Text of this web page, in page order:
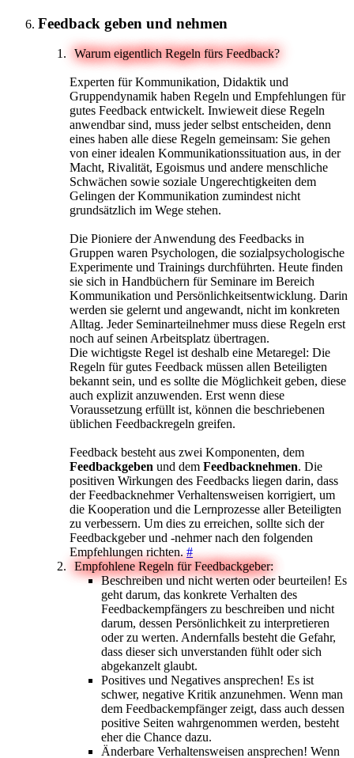
Feedback geben und nehmen
Warum eigentlich Regeln fürs Feedback?
Experten für Kommunikation, Didaktik und
Gruppendynamik haben Regeln und Empfehlungen für
gutes Feedback entwickelt. Inwieweit diese Regeln
anwendbar sind, muss jeder selbst entscheiden, denn
eines haben alle diese Regeln gemeinsam: Sie gehen
von einer idealen Kommunikationssituation aus, in der
Macht, Rivalität, Egoismus und andere menschliche
Schwächen sowie soziale Ungerechtigkeiten dem
Gelingen der Kommunikation zumindest nicht
grundsätzlich im Wege stehen.
Die Pioniere der Anwendung des Feedbacks in
Gruppen waren Psychologen, die sozialpsychologische
Experimente und Trainings durchführten. Heute finden
sie sich in Handbüchern für Seminare im Bereich
Kommunikation und Persönlichkeitsentwicklung. Darin
werden sie gelernt und angewandt, nicht im konkreten
Alltag. Jeder Seminarteilnehmer muss diese Regeln erst
noch auf seinen Arbeitsplatz übertragen.
Die wichtigste Regel ist deshalb eine Metaregel: Die
Regeln für gutes Feedback müssen allen Beteiligten
bekannt sein, und es sollte die Möglichkeit geben, diese
auch explizit anzuwenden. Erst wenn diese
Voraussetzung erfüllt ist, können die beschriebenen
üblichen Feedbackregeln greifen.
Feedback besteht aus zwei Komponenten, dem
Feedbackgeben und dem Feedbacknehmen. Die
positiven Wirkungen des Feedbacks liegen darin, dass
der Feedbacknehmer Verhaltensweisen korrigiert, um
die Kooperation und die Lernprozesse aller Beteiligten
zu verbessern. Um dies zu erreichen, sollte sich der
Feedbackgeber und -nehmer nach den folgenden
Empfehlungen richten.#
Empfohlene Regeln für Feedbackgeber:
Beschreiben und nicht werten oder beurteilen! Es
geht darum, das konkrete Verhalten des
Feedbackempfängers zu beschreiben und nicht
darum, dessen Persönlichkeit zu interpretieren
oder zu werten. Andernfalls besteht die Gefahr,
dass dieser sich unverstanden fühlt oder sich
abgekanzelt glaubt.
Positives und Negatives ansprechen! Es ist
schwer, negative Kritik anzunehmen. Wenn man
dem Feedbackempfänger zeigt, dass auch dessen
positive Seiten wahrgenommen werden, besteht
eher die Chance dazu.
Änderbare Verhaltensweisen ansprechen! Wenn